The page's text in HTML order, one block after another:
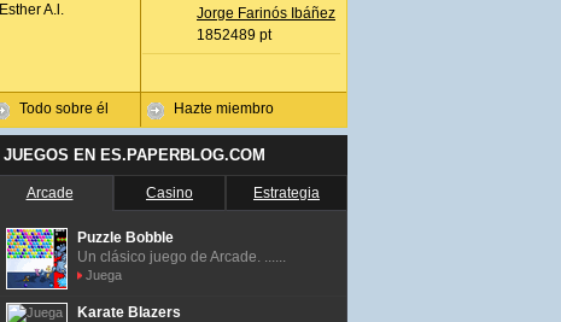
Esther A.l.
Todo sobre él
Jorge Farinós Ibáñez
1852489 pt
Hazte miembro
JUEGOS EN ES.PAPERBLOG.COM
Arcade Casino Estrategia
Puzzle Bobble
Un clásico juego de Arcade. ......
Juega
Karate Blazers